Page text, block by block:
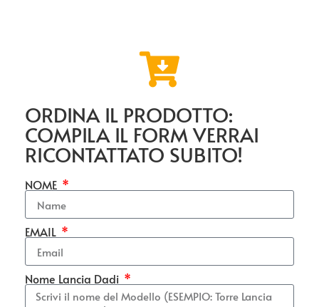
ORDINA IL PRODOTTO:
COMPILA IL FORM VERRAI
RICONTATTATO SUBITO!
NOME
EMAIL
Nome Lancia Dadi